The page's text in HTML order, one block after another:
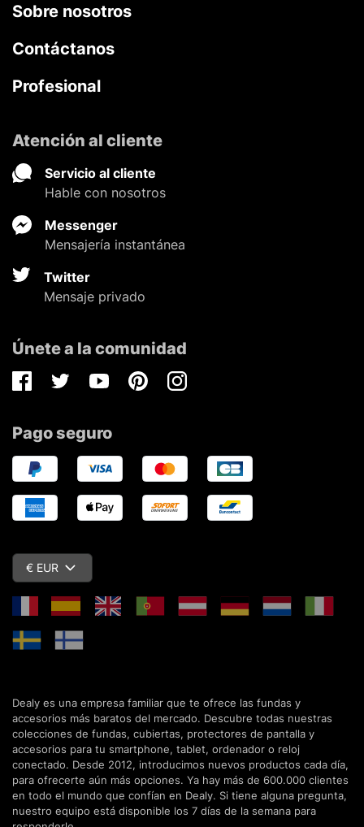
Sobre nosotros
Contáctanos
Profesional
Atención al cliente
Servicio al cliente
Hable con nosotros
Messenger
Mensajería instantánea
Twitter
Mensaje privado
Únete a la comunidad
FacebookTwitterYoutubePinterestInstagram
Pago seguro
€ EUR
Dealy es una empresa familiar que te ofrece las fundas y
accesorios más baratos del mercado. Descubre todas nuestras
colecciones de fundas, cubiertas, protectores de pantalla y
accesorios para tu smartphone, tablet, ordenador o reloj
conectado. Desde 2012, introducimos nuevos productos cada día,
para ofrecerte aún más opciones. Ya hay más de 600.000 clientes
en todo el mundo que confían en Dealy. Si tiene alguna pregunta,
nuestro equipo está disponible los 7 días de la semana para